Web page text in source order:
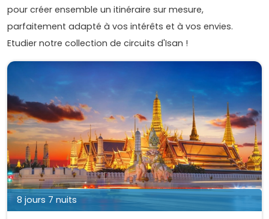
pour créer ensemble un itinéraire sur mesure,
parfaitement adapté à vos intérêts et à vos envies.
Etudier notre collection de circuits d'Isan !
8 jours 7 nuits